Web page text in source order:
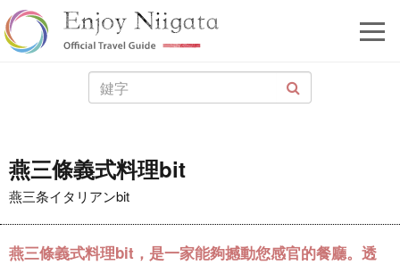
燕三條義式料理bit
燕三条イタリアンbit
燕三條義式料理bit，是一家能夠撼動您感官的餐廳。透